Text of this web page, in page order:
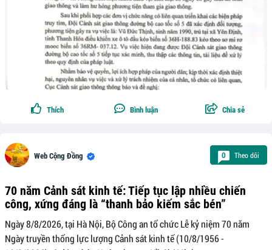
Thích Bình luận Chia sẻ
Web Cộng Đồng 0 Theo dõi
70 năm Cảnh sát kinh tế: Tiếp tục lập nhiều chiến
công, xứng đáng là “thanh bảo kiếm sắc bén”
Ngày 8/8/2026, tại Hà Nội, Bộ Công an tổ chức Lễ kỷ niệm 70 năm
Ngày truyền thống lực lượng Cảnh sát kinh tế (10/8/1956 -